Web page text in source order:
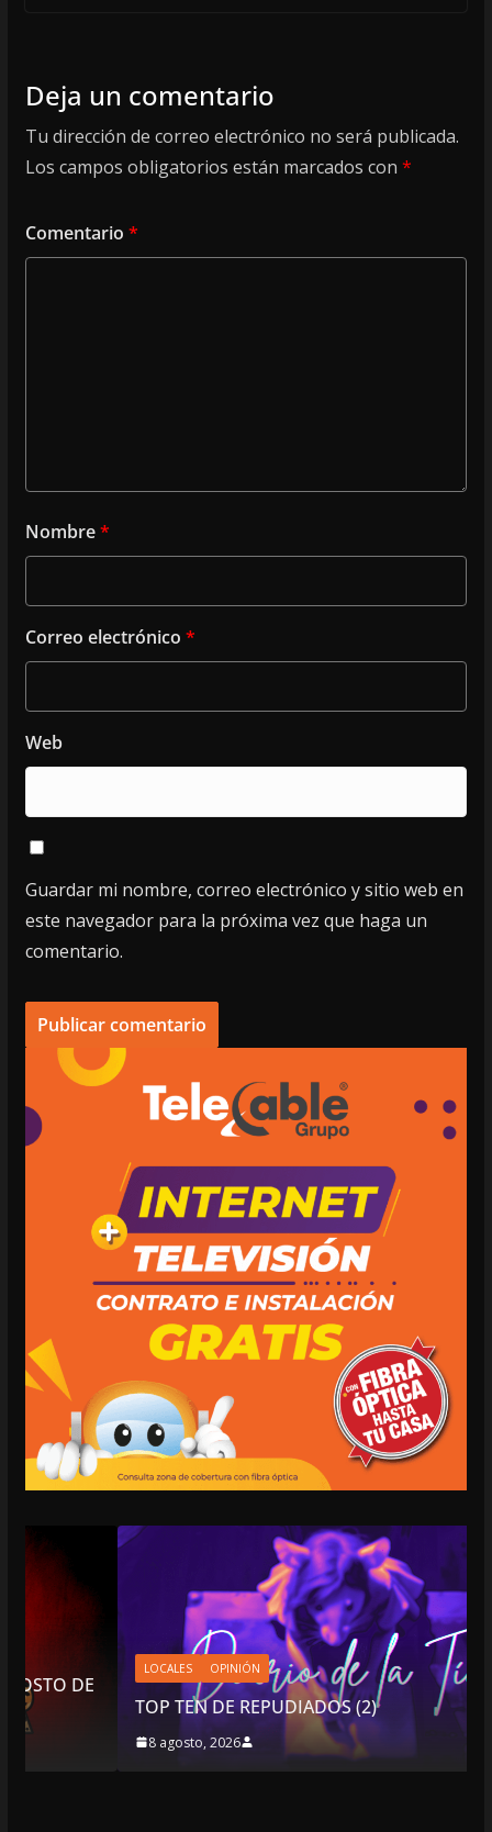
Deja un comentario
Tu dirección de correo electrónico no será publicada.
Los campos obligatorios están marcados con *
Comentario *
Nombre*
Correo electrónico *
Web
Guardar mi nombre, correo electrónico y sitio web en
este navegador para la próxima vez que haga un
comentario.
OPINIÓN
TOP TEN DE REPUDIADOS (2)
8 agosto, 2026